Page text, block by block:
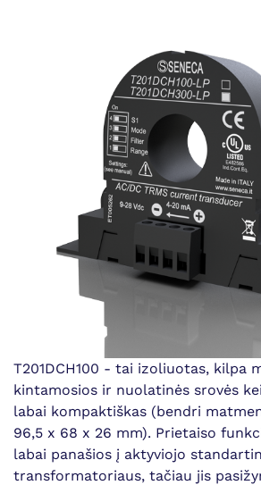
T201DCH100 - tai izoliuotas, kilpa
kintamosios ir nuolatinės srovės
labai kompaktiškas (bendri
96,5 x 68 x 26 mm). Prietaiso
labai panašios į aktyviojo
transformatoriaus, tačiau jis